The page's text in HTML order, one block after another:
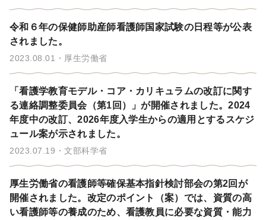
令和６年の保健師助産師看護師国家試験の日程等が公表
されました。
2023.08.01 厚生労働省
「看護学教育モデル・コア・カリキュラムの改訂に関す
る連絡調整委員会（第1回）」が開催されました。2024
年度中の改訂、2026年度入学生からの適用とするスケジ
ュール案が示されました。
2023.07.19 文部科学省
厚生労働省の看護師等確保基本指針検討部会の第2回が
開催されました。改定のポイント（案）では、資質の高
い看護師等の養成のため、看護教員に必要な資質・能力